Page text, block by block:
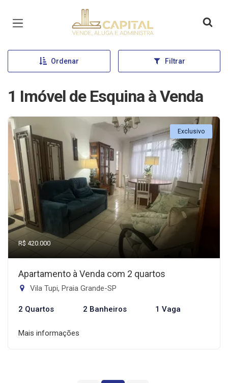
Página inicial
Ordenar Filtrar
1 Imóvel de Esquina à Venda
Exclusivo
R$ 420.000
Apartamento à Venda com 2 quartos
Vila Tupi, Praia Grande-SP
2 Quartos 2 Banheiros 1 Vaga
Mais informações